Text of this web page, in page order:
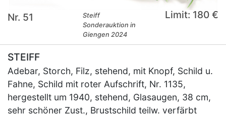
Nr. 51
Steiff
Sonderauktion in
Giengen 2024
Limit: 180 €
STEIFF
Adebar, Storch, Filz, stehend, mit Knopf, Schild u.
Fahne, Schild mit roter Aufschrift, Nr. 1135,
hergestellt um 1940, stehend, Glasaugen, 38 cm,
sehr schöner Zust., Brustschild teilw. verfärbt